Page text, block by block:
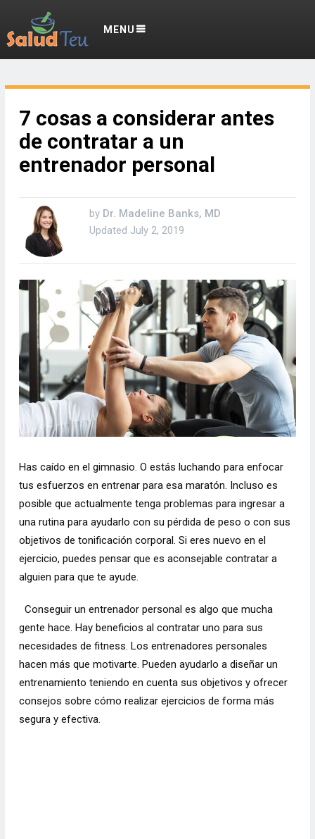
MENU
7 cosas a considerar antes
de contratar a un
entrenador personal
by Dr. Madeline Banks, MD
Updated July 2, 2019
Has caído en el gimnasio. O estás luchando para enfocar
tus esfuerzos en entrenar para esa maratón. Incluso es
posible que actualmente tenga problemas para ingresar a
una rutina para ayudarlo con su pérdida de peso o con sus
objetivos de tonificación corporal. Si eres nuevo en el
ejercicio, puedes pensar que es aconsejable contratar a
alguien para que te ayude.
Conseguir un entrenador personal es algo que mucha
gente hace. Hay beneficios al contratar uno para sus
necesidades de fitness. Los entrenadores personales
hacen más que motivarte. Pueden ayudarlo a diseñar un
entrenamiento teniendo en cuenta sus objetivos y ofrecer
consejos sobre cómo realizar ejercicios de forma más
segura y efectiva.